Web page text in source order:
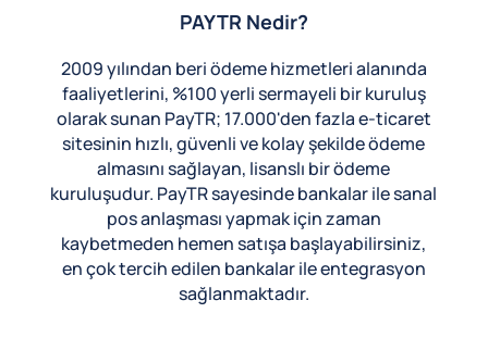
PAYTR Nedir?
2009 yılından beri ödeme hizmetleri alanında
faaliyetlerini, %100 yerli sermayeli bir kuruluş
olarak sunan PayTR; 17.000'den fazla e-ticaret
sitesinin hızlı, güvenli ve kolay şekilde ödeme
almasını sağlayan, lisanslı bir ödeme
kuruluşudur. PayTR sayesinde bankalar ile sanal
pos anlaşması yapmak için zaman
kaybetmeden hemen satışa başlayabilirsiniz,
en çok tercih edilen bankalar ile entegrasyon
sağlanmaktadır.